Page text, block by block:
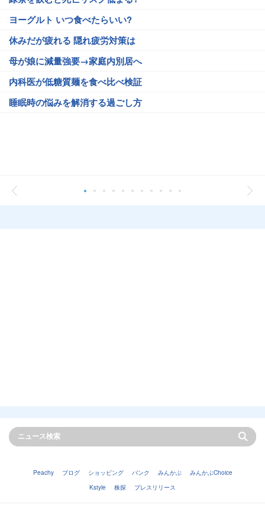
ヨーグルト いつ食べたらいい?
休みだが疲れる 隠れ疲労対策は
母が娘に減量強要→家庭内別居へ
内科医が低糖質麺を食べ比べ検証
睡眠時の悩みを解消する過ごし方
Peachy ブログ ショッピング バンク みんかぶ
みんかぶChoice
Kstyle
株探 プレスリリース